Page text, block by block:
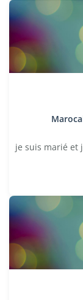
je suis marié et